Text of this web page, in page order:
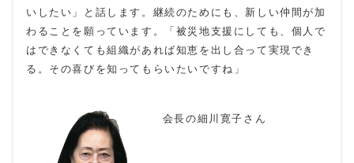
いしたい」と話します。継続のためにも、新しい仲間が加
わることを願っています。「被災地支援にしても、個人で
はできなくても組織があれば知恵を出し合って実現でき
る。その喜びを知ってもらいたいですね」
会長の細川寛子さん